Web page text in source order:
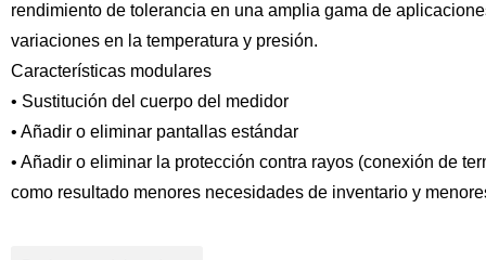
rendimiento de tolerancia en una amplia gama de
variaciones en la temperatura y presión.
Características modulares
• Sustitución del cuerpo del medidor
• Añadir o eliminar pantallas estándar
• Añadir o eliminar la protección contra rayos (conexión de
como resultado menores necesidades de inventario y